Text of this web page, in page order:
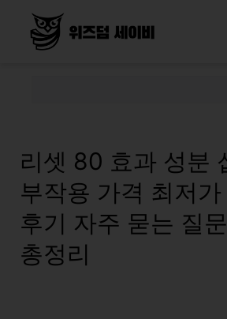
리셋 80 효과 성분
부작용 가격 최저
후기 자주 묻는 질
총정리